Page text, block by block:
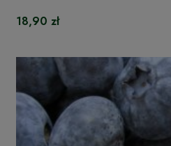
18,90 zł